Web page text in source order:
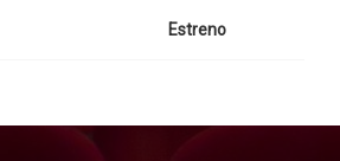
Estreno